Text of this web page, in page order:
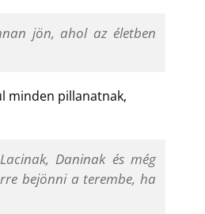
jön, ahol az életben
minden pillanatnak,
Daninak és még
bejönni a terembe, ha